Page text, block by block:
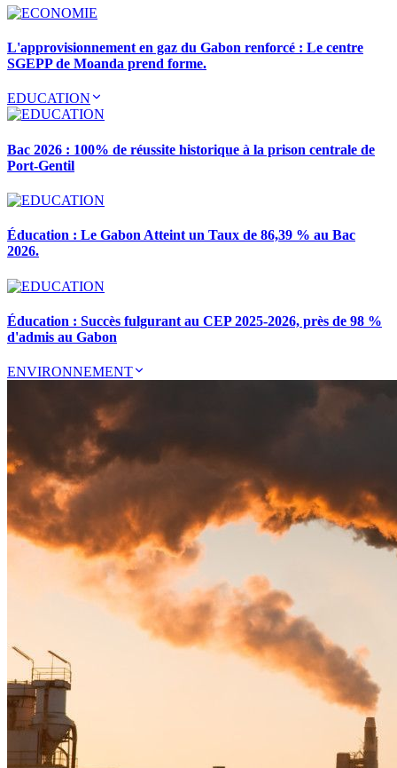
L'approvisionnement en gaz du Gabon renforcé : Le centre
SGEPP de Moanda prend forme.
EDUCATION
Bac 2026 : 100% de réussite historique à la prison centrale de
Port-Gentil
Éducation : Le Gabon Atteint un Taux de 86,39 % au Bac
2026.
Éducation : Succès fulgurant au CEP 2025-2026, près de 98 %
d'admis au Gabon
ENVIRONNEMENT